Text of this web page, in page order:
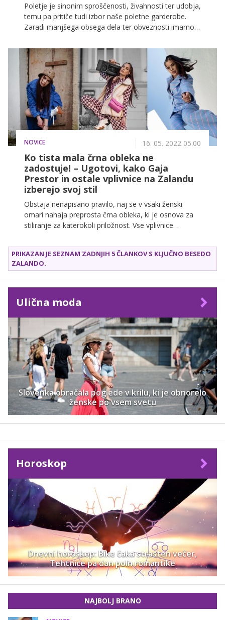
Poletje je sinonim sproščenosti, živahnosti ter udobja,
temu pa pritiče tudi izbor naše poletne garderobe.
Zaradi manjšega obsega dela ter obveznosti imamo
skozi izbrane modne kose izrazimo svoje občutke ter
strasti. To že od nekaj odlično uspeva tudi znanemu
slovenskemu glasbenemu paru, zato ne čudi, da sta
pred kratkim zablestela v prav posebni mednarodni
kampanji. Poglejmo, kateri so Zalini najljubši modni
kosi te sezone.
NOVICE 16. 05. 2022 05.00
Ko tista mala črna obleka ne
zadostuje! – Ugotovi, kako Gaja
Prestor in ostale vplivnice na Zalandu
izberejo svoj stil
Obstaja nenapisano pravilo, naj se v vsaki ženski
omari nahaja preprosta črna obleka, ki je osnova za
stiliranje za katerokoli priložnost. Vse vplivnice
tisto črno obleko zamenjale za kavbojke, preprosto
majico in suknjič ali kakovosten trenčkot.
PRIKAZAN JE SEZNAM ZADNJIH 5 ČLANKOV S KLJUČNO BESEDO
ZALANDO.
Ulična moda
Slovenka obračala poglede v krilu, ki je obnorelo
ženske po vsem svetu
Horoskop
Dnevni horoskop: Bike čaka strasten večer,
Tehtnice pa dan poln romantike
NAJBOLJ BRANO